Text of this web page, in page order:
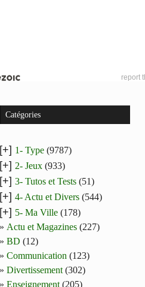
report
Catégories
[+] 1- Type (9787)
[+] 2- Jeux (933)
[+] 3- Tutos et Tests (51)
[+] 4- Actu et Divers (544)
[+] 5- Ma Ville (178)
Actu et Magazines (227)
BD (12)
Communication (123)
Divertissement (302)
Enseignement (205)